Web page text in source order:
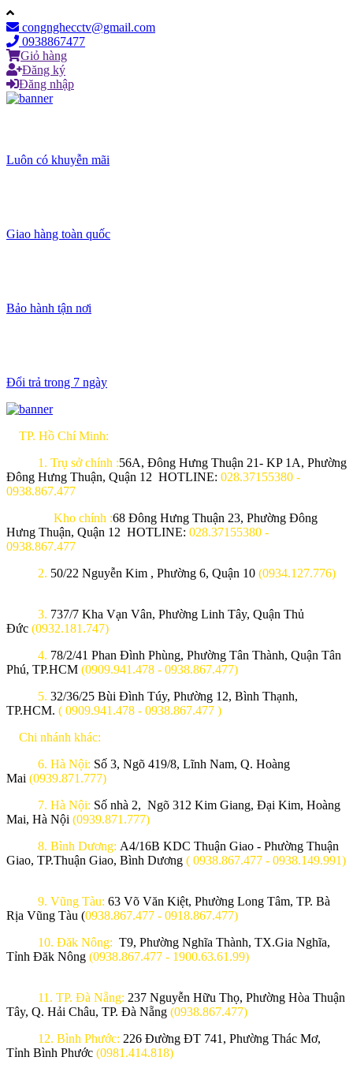
congnghecctv@gmail.com
0938867477
Giỏ hàng
Đăng ký
Đăng nhập
Luôn có khuyễn mãi
Giao hàng toàn quốc
Bảo hành tận nơi
Đổi trả trong 7 ngày
TP. Hồ Chí Minh:
1. Trụ sở chính :56A, Đông Hưng Thuận 21- KP 1A, Phường
Đông Hưng Thuận, Quận 12 HOTLINE: 028.37155380 -
0938.867.477
Kho chính :68 Đông Hưng Thuận 23, Phường Đông
Hưng Thuận, Quận 12 HOTLINE: 028.37155380 -
0938.867.477
2. 50/22 Nguyễn Kim , Phường 6, Quận 10 (0934.127.776)
3. 737/7 Kha Vạn Vân, Phường Linh Tây, Quận Thủ
Đức (0932.181.747)
4. 78/2/41 Phan Đình Phùng, Phường Tân Thành, Quận Tân
Phú, TP.HCM (0909.941.478 - 0938.867.477)
5. 32/36/25 Bùi Đình Túy, Phường 12, Bình Thạnh,
TP.HCM. ( 0909.941.478 - 0938.867.477 )
Chi nhánh khác:
6. Hà Nội: Số 3, Ngõ 419/8, Lĩnh Nam, Q. Hoàng
Mai (0939.871.777)
7. Hà Nội: Số nhà 2, Ngõ 312 Kim Giang, Đại Kim, Hoàng
Mai, Hà Nội (0939.871.777)
8. Bình Dương: A4/16B KDC Thuận Giao - Phường Thuận
Giao, TP.Thuận Giao, Bình Dương ( 0938.867.477 - 0938.149.991)
9. Vũng Tàu: 63 Võ Văn Kiệt, Phường Long Tâm, TP. Bà
Rịa Vũng Tàu (0938.867.477 - 0918.867.477)
10. Đăk Nông: T9, Phường Nghĩa Thành, TX.Gia Nghĩa,
Tỉnh Đăk Nông (0938.867.477 - 1900.63.61.99)
11. TP. Đà Nẵng: 237 Nguyễn Hữu Thọ, Phường Hòa Thuận
Tây, Q. Hải Châu, TP. Đà Nẵng (0938.867.477)
12. Bình Phước: 226 Đường ĐT 741, Phường Thác Mơ,
Tỉnh Bình Phước (0981.414.818)